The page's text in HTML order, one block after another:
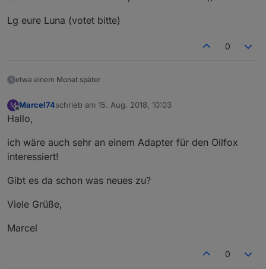
Lg eure Luna (votet bitte)
0
etwa einem Monat später
M
Offline
Marcel74schrieb am 15. Aug. 2018, 10:03
zuletzt editiert von
Hallo,
ich wäre auch sehr an einem Adapter für den Oilfox
interessiert!
Gibt es da schon was neues zu?
Viele Grüße,
Marcel
0